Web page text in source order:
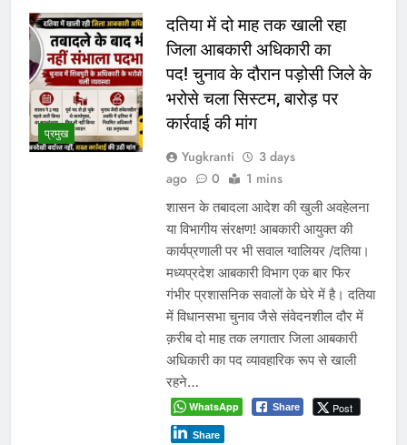
प्रमुख
दतिया में दो माह तक खाली रहा
जिला आबकारी अधिकारी का
पद! चुनाव के दौरान पड़ोसी जिले के
भरोसे चला सिस्टम, बारोड़ पर
कार्रवाई की मांग
Yugkranti
3 days
ago
0 1 mins
शासन के तबादला आदेश की खुली अवहेलना
या विभागीय संरक्षण! आबकारी आयुक्त की
कार्यप्रणाली पर भी सवाल ग्वालियर /दतिया।
मध्यप्रदेश आबकारी विभाग एक बार फिर
गंभीर प्रशासनिक सवालों के घेरे में है। दतिया
में विधानसभा चुनाव जैसे संवेदनशील दौर में
क़रीब दो माह तक लगातार जिला आबकारी
अधिकारी का पद व्यावहारिक रूप से खाली
रहने…
WhatsApp Share Post
Share